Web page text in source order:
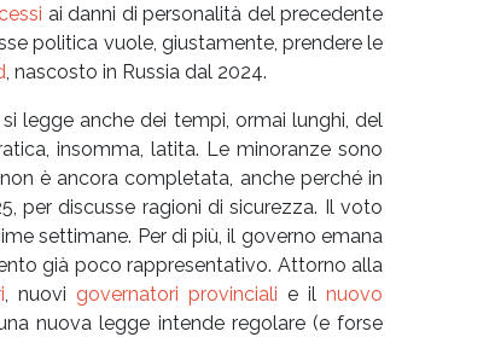
ai danni di personalità del precedente
politica vuole, giustamente, prendere le
, nascosto in Russia dal 2024.
legge anche dei tempi, ormai lunghi, del
insomma, latita. Le minoranze sono
è ancora completata, anche perché in
per discusse ragioni di sicurezza. Il voto
settimane. Per di più, il governo emana
già poco rappresentativo. Attorno alla
, nuovigovernatori provinciali e ilnuovo
nuova legge intende regolare (e forse